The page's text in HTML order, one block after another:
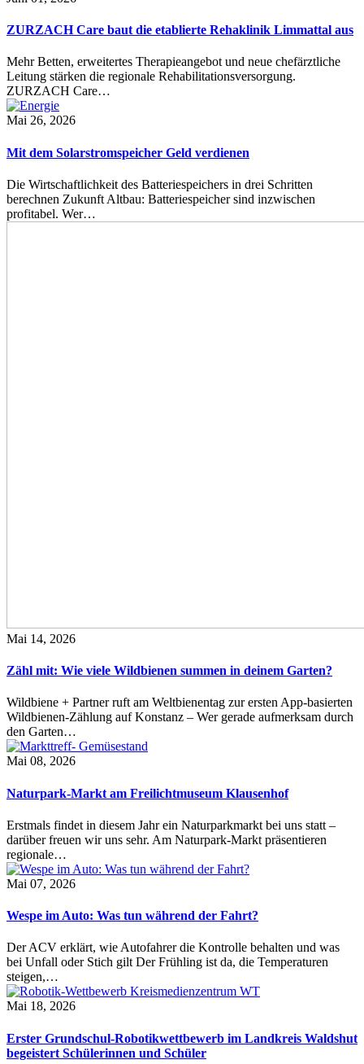
ZURZACH Care baut die etablierte Rehaklinik Limmattal aus
Mehr Betten, erweitertes Therapieangebot und neue chefärztliche
Leitung stärken die regionale Rehabilitationsversorgung.
ZURZACH Care…
Mai 26, 2026
Mit dem Solarstromspeicher Geld verdienen
Die Wirtschaftlichkeit des Batteriespeichers in drei Schritten
berechnen Zukunft Altbau: Batteriespeicher sind inzwischen
profitabel. Wer…
Mai 14, 2026
Zähl mit: Wie viele Wildbienen summen in deinem Garten?
Wildbiene + Partner ruft am Weltbienentag zur ersten App-basierten
Wildbienen-Zählung auf Konstanz – Wer gerade aufmerksam durch
den Garten…
Mai 08, 2026
Naturpark-Markt am Freilichtmuseum Klausenhof
Erstmals findet in diesem Jahr ein Naturparkmarkt bei uns statt –
darüber freuen wir uns sehr. Am Naturpark-Markt präsentieren
regionale…
Mai 07, 2026
Wespe im Auto: Was tun während der Fahrt?
Der ACV erklärt, wie Autofahrer die Kontrolle behalten und was
bei Unfall oder Stich gilt Der Frühling ist da, die Temperaturen
steigen,…
Mai 18, 2026
Erster Grundschul-Robotikwettbewerb im Landkreis Waldshut
begeistert Schülerinnen und Schüler